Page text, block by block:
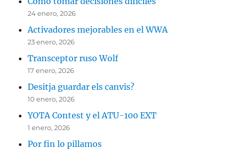
24 enero, 2026
Activadores mejorables en el WWA
23 enero, 2026
Transceptor ruso Wolf
17 enero, 2026
Desitja guardar els canvis?
10 enero, 2026
YOTA Contest y el ATU-100 EXT
1 enero, 2026
Por fin lo pillamos